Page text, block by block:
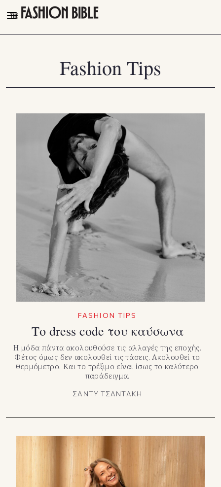
THE FASHION BIBLE
PLEASURES
FOLLOW
X(Twitter)
Fashion Tips
FASHION TIPS
Το dress code του καύσωνα
Η μόδα πάντα ακολουθούσε τις αλλαγές της εποχής.
Φέτος όμως δεν ακολουθεί τις τάσεις. Ακολουθεί το
θερμόμετρο. Και το τρέξιμο είναι ίσως το καλύτερο
παράδειγμα.
ΣΑΝΤΥ ΤΣΑΝΤΑΚΗ